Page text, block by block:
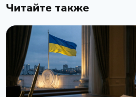
Читайте также